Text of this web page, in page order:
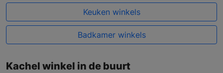
Keuken winkels
Badkamer winkels
Kachel winkel in de buurt